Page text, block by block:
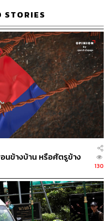
งค้างอยู่ถึง 4 คดี อาจทำให้
60 ปี จากการกล่าวสุนทรพ
งชี้ถึงกรณีการดำเนินคดี
งแต่ปี 2020 ซึ่งในจำนวนนี้
ที่ถูกจำคุก
ณ์ของ พอล แชมเบอร์ส นัก
ย์รัฐศาสตร์ประจำ
กจากงานวิจัยเกี่ยวกับความ
งทัพไทย ที่ถูกจับกุมในข้อหา
ตัว ซึ่งเขาบรรยายความรู้สึก
ะกล่าวว่า “ไม่เคยคาดคิด
เพราะไม่เคยเขียนหรือตี
โดยเขาชี้ว่าคดีนี้ “ไร้สาระ
งแผนใช้กฎหมายนี้ในทางมิ
STORIES
นข้างบ้าน หรือศัตรูข้าง
130